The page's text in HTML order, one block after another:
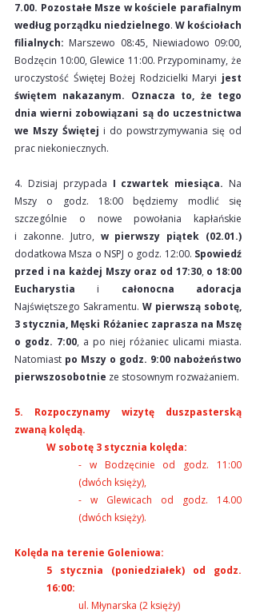
7.00. Pozostałe Msze w kościele parafialnym
według porządku niedzielnego. W kościołach
filialnych: Marszewo 08:45, Niewiadowo 09:00,
Bodzęcin 10:00, Glewice 11:00. Przypominamy, że
uroczystość Świętej Bożej Rodzicielki Maryi jest
świętem nakazanym. Oznacza to, że tego
dnia wierni zobowiązani są do uczestnictwa
we Mszy Świętej i do powstrzymywania się od
prac niekoniecznych.
4. Dzisiaj przypada I czwartek miesiąca. Na
Mszy o godz. 18:00 będziemy modlić się
szczególnie o nowe powołania kapłańskie
i zakonne. Jutro,
dodatkowa Msza o NSPJ o godz. 12:00. Spowiedź
przed i na każdej Mszy oraz od 17:30, o 18:00
Eucharystia i
Najświętszego Sakramentu. W pierwszą sobotę,
3 stycznia, Męski Różaniec zaprasza na Mszę
o godz. 7:00, a po niej różaniec ulicami miasta.
Natomiast po Mszy o godz. 9:00 nabożeństwo
pierwszosobotnie ze stosownym rozważaniem.
5. Rozpoczynamy wizytę duszpasterską
zwaną kolędą.
W sobotę 3 stycznia kolęda:
- w Bodzęcinie od godz. 11:00
(dwóch księży),
- w Glewicach od godz. 14.00
(dwóch księży).
Kolęda na terenie Goleniowa:
5 stycznia (poniedziałek) od godz.
16:00:
ul. Młynarska (2 księży)